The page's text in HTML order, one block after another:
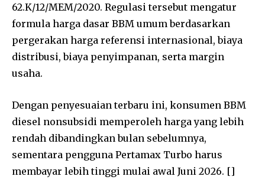
62.K/12/MEM/2020. Regulasi tersebut mengatur
formula harga dasar BBM umum berdasarkan
pergerakan harga referensi internasional, biaya
distribusi, biaya penyimpanan, serta margin
usaha.
Dengan penyesuaian terbaru ini, konsumen BBM
diesel nonsubsidi memperoleh harga yang lebih
rendah dibandingkan bulan sebelumnya,
sementara pengguna Pertamax Turbo harus
membayar lebih tinggi mulai awal Juni 2026. []